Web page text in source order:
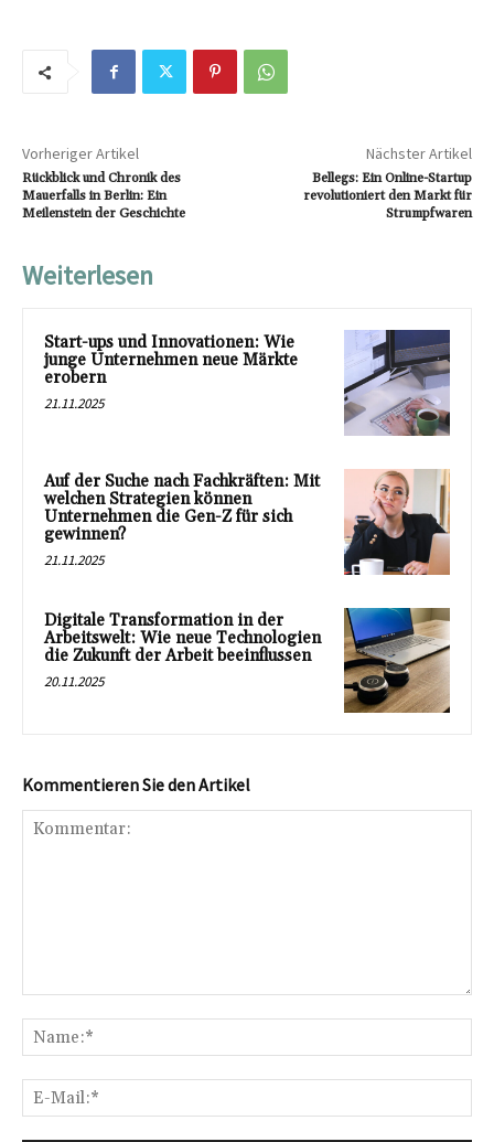
Vorheriger Artikel
Rückblick und Chronik des
Mauerfalls in Berlin: Ein
Meilenstein der Geschichte
Nächster Artikel
Bellegs: Ein Online-Startup
revolutioniert den Markt für
Strumpfwaren
Weiterlesen
Start-ups und Innovationen: Wie
junge Unternehmen neue Märkte
erobern
21.11.2025
Auf der Suche nach Fachkräften: Mit
welchen Strategien können
Unternehmen die Gen-Z für sich
gewinnen?
21.11.2025
Digitale Transformation in der
Arbeitswelt: Wie neue Technologien
die Zukunft der Arbeit beeinflussen
20.11.2025
Kommentieren Sie den Artikel